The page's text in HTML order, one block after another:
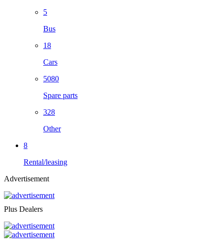
5
Bus
18
Cars
5080
Spare parts
328
Other
8
Rental/leasing
Advertisement
Plus Dealers